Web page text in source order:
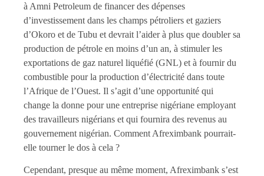
à Amni Petroleum de financer des dépenses
d’investissement dans les champs pétroliers et gaziers
d’Okoro et de Tubu et devrait l’aider à plus que doubler sa
production de pétrole en moins d’un an, à stimuler les
exportations de gaz naturel liquéfié (GNL) et à fournir du
combustible pour la production d’électricité dans toute
l’Afrique de l’Ouest. Il s’agit d’une opportunité qui
change la donne pour une entreprise nigériane employant
des travailleurs nigérians et qui fournira des revenus au
gouvernement nigérian. Comment Afreximbank pourrait-
elle tourner le dos à cela ?
Cependant, presque au même moment, Afreximbank s’est